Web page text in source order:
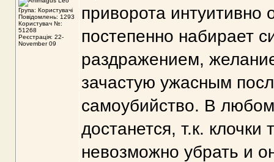
Група: Користувачі
Повідомлень: 1293
Користувач №:
51268
Реєстрація: 22-
November 09
приворота интуитивно
постепенно набирает
раздражением,
зачастую ужасным
самоубийство. В
достанется, т.к. клочки
невозможно убрать и